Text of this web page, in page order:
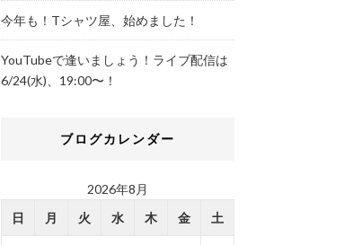
今年も！Tシャツ屋、始めました！
YouTubeで逢いましょう！ライブ配信は
6/24(水)、19:00〜！
ブログカレンダー
2026年8月
日
月 火 水 木 金 土